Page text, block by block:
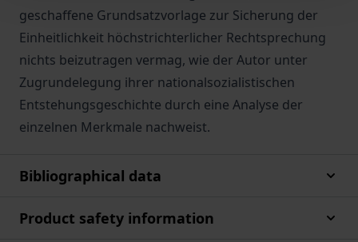
geschaffene Grundsatzvorlage zur Sicherung der
Einheitlichkeit höchstrichterlicher Rechtsprechung
nichts beizutragen vermag, wie der Autor unter
Zugrundelegung ihrer nationalsozialistischen
Entstehungsgeschichte durch eine Analyse der
einzelnen Merkmale nachweist.
Bibliographical data
Product safety information